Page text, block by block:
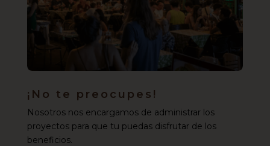
¡No te preocupes!
Nosotros nos encargamos de administrar los
proyectos para que tu puedas disfrutar de los
beneficios.